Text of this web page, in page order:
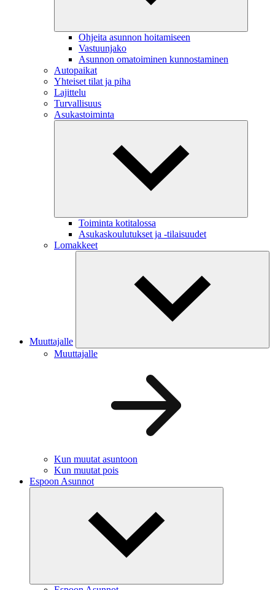
Ohjeita asunnon hoitamiseen
Vastuunjako
Asunnon omatoiminen kunnostaminen
Autopaikat
Yhteiset tilat ja piha
Lajittelu
Turvallisuus
Asukastoiminta
Toiminta kotitalossa
Asukaskoulutukset ja -tilaisuudet
Lomakkeet
Muuttajalle
Muuttajalle
Kun muutat asuntoon
Kun muutat pois
Espoon Asunnot